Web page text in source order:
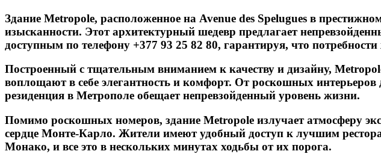
Здание Metropole, расположенное на Avenue des Spelugues в
изысканности. Этот архитектурный шедевр предлагает
доступным по телефону +377 93 25 82 80, гарантируя, что
Построенный с тщательным вниманием к качеству и дизайну,
воплощают в себе элегантность и комфорт. От роскошных
резиденция в Метрополе обещает непревзойденный уровень жизни.
Помимо роскошных номеров, здание Metropole излучает атмосферу
сердце Монте-Карло. Жители имеют удобный доступ к лучшим
Монако, и все это в нескольких минутах ходьбы от их порога.